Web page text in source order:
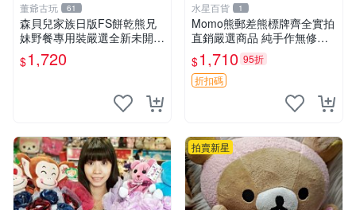
董爺古玩 61
森貝兒家族日版FS餅乾熊兄
妹野餐專用裝嚴選全新未開
封，包含兩組大童款紙盒裝，
適合收藏與分享。 餅乾熊兄
$1,720
水星百貨 1
Momo熊郵差熊標牌齊全實拍
直銷嚴選商品 純手作無修圖
可收藏 郵差熊 Momo熊 標牌
商品
$1,710 95折
折扣碼
拍賣新星